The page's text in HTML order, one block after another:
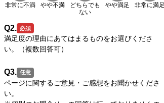
非常に不満 やや不満
どちらでも
ない
やや満足 非常に満足
Q2. 必須
満足度の理由にあてはまるものをお選びくださ
Q3. 任意
ページに関するご意見・ご感想をお聞かせくださ
い。